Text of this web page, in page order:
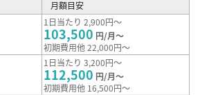
月額目安
1日当たり 2,900円～
103,500 円/月～
初期費用他 22,000円～
1日当たり 3,200円～
112,500 円/月～
初期費用他 16,500円～